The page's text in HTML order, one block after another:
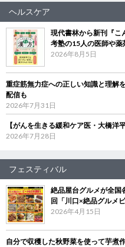
ヘルスケア
現代書林から新刊『
考塾の15人の医師や薬
2026年8月5日
重症筋無力症への正しい知識と理
配信も
2026年7月31日
【がんを生きる緩和ケア医・大橋洋
2026年7月28日
フェスティバル
絶品屋台グルメが全
回「川口×絶品グルメ
2026年4月15日
自分で収穫した秋野菜を使って芋